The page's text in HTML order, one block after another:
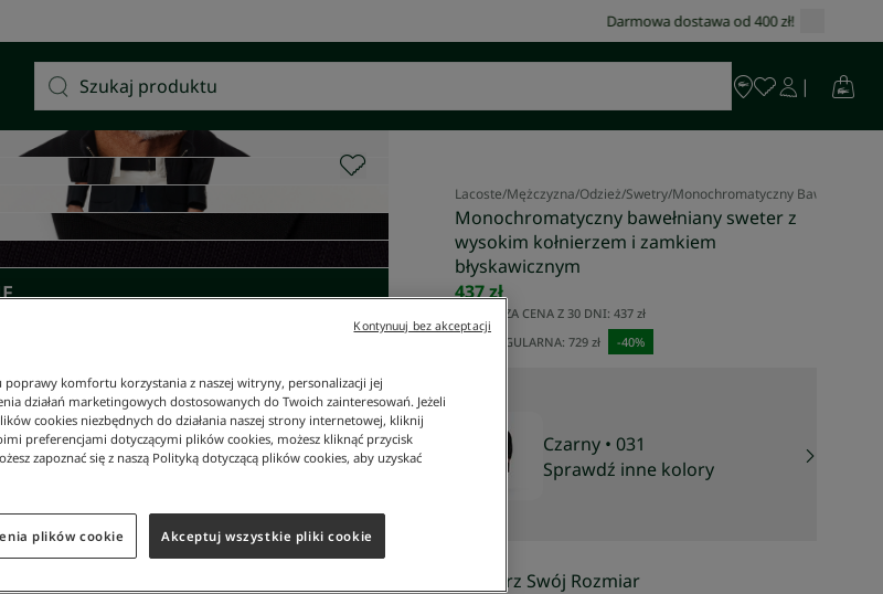
Lacoste/Mężczyzna/Odzież/Swetry/Monochromatyczny Bawełniany
Monochromatyczny bawełniany sweter z
wysokim kołnierzem i zamkiem
błyskawicznym
437 zł
NAJNIŻSZA CENA Z 30 DNI: 437 zł
CENA REGULARNA: 729 zł -40%
Czarny • 031
Sprawdź inne kolory
Wybierz Swój Rozmiar
poprawy komfortu korzystania z naszej witryny, personalizacji jej
działań marketingowych dostosowanych do Twoich zainteresowań. Jeżeli
cookies niezbędnych do działania naszej strony internetowej, kliknij
preferencjami dotyczącymi plików cookies, możesz kliknąć przycisk
zapoznać się z naszą Polityką dotyczącą plików cookies, aby uzyskać
plików cookie Akceptuj wszystkie pliki cookie
Kontynuuj bez akceptacji